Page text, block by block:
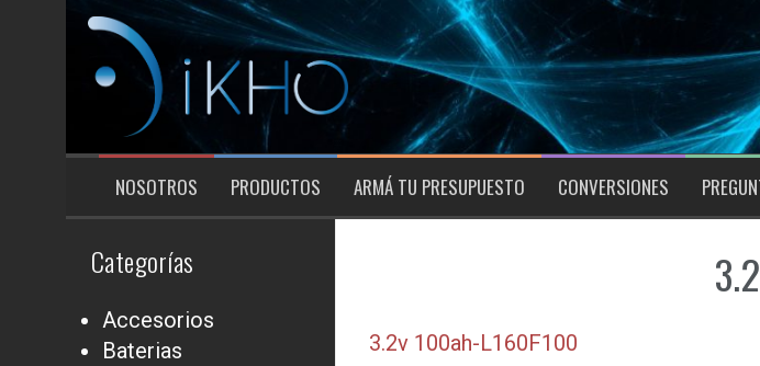
contenido
NOSOTROS PRODUCTOS ARMÁ TU PRESUPUESTO CONVERSIONES
3.2v 100ah-L160F100
Categorías
Accesorios
Baterias